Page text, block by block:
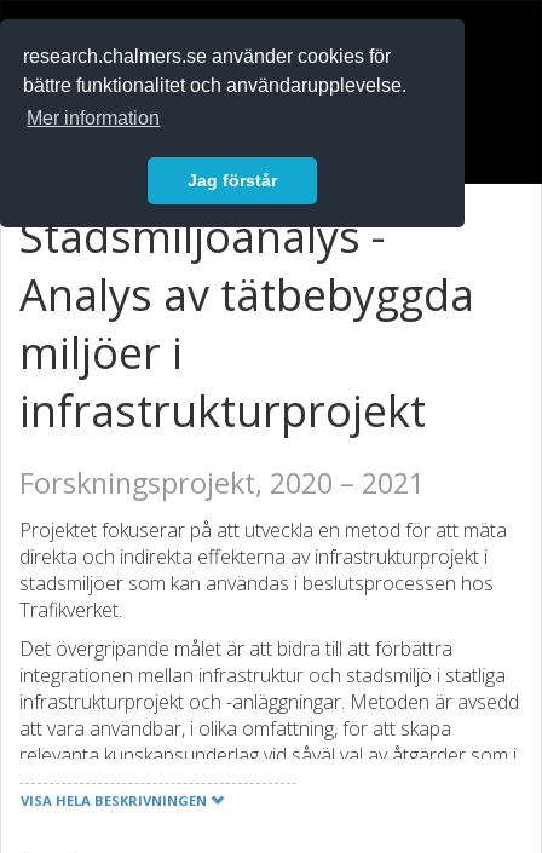
research.chalmers.se använder cookies för
bättre funktionalitet och användarupplevelse.
Mer information
Jag förstår
Stadsmiljöanalys -
Analys av tätbebyggda
miljöer i
infrastrukturprojekt
Forskningsprojekt, 2020 – 2021
Projektet fokuserar på att utveckla en metod för att mäta
direkta och indirekta effekterna av infrastrukturprojekt i
stadsmiljöer som kan användas i beslutsprocessen hos
Trafikverket.
Det övergripande målet är att bidra till att förbättra
integrationen mellan infrastruktur och stadsmiljö i statliga
infrastrukturprojekt och -anläggningar. Metoden är avsedd
att vara användbar, i olika omfattning, för att skapa
relevanta kunskapsunderlag vid såväl val av åtgärder som i
planläggning, utformning och genomförande av
infrastruktur i stadsmiljö. En verksamhetsgemensam metod
VISA HELA BESKRIVNINGEN